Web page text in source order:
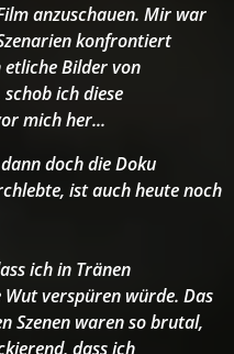
anzuschauen. Mir war
konfrontiert
Bilder von
ich diese
mich her...
doch die Doku
ist auch heute noch
ich in Tränen
verspüren würde. Das
Szenen waren so brutal,
dass ich